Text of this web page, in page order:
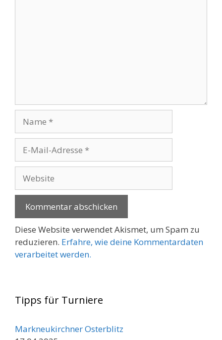
Mail-
Adresse
Diese Website verwendet Akismet, um Spam zu
reduzieren. Erfahre, wie deine Kommentardaten
verarbeitet werden.
Tipps für Turniere
Markneukirchner Osterblitz